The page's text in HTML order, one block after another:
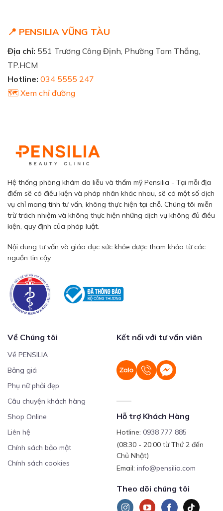
📍 PENSILIA VŨNG TÀU
Địa chỉ: 551 Trương Công Định, Phường Tam Thắng,
TP.HCM
Hotline: 034 5555 247
🗺️ Xem chỉ đường
Hệ thống phòng khám da liễu và thẩm mỹ Pensilia - Tại mỗi địa
điểm sẽ có điều kiện và pháp nhân khác nhau, sẽ có một số dịch
vụ chỉ mang tính tư vấn, không thực hiện tại chỗ. Chúng tôi miễn
trừ trách nhiệm và không thực hiện những dịch vụ không đủ điều
kiện, quy định của pháp luật.
Nội dung tư vấn và giáo dục sức khỏe được tham khảo từ các
nguồn tin cậy.
Về Chúng tôi
Về PENSILIA
Bảng giá
Phụ nữ phải đẹp
Câu chuyện khách hàng
Shop Online
Liên hệ
Chính sách bảo mật
Chính sách cookies
Kết nối với tư vấn viên
Hỗ trợ Khách Hàng
Hotline: 0938 777 885
(08:30 - 20:00 từ Thứ 2 đến
Chủ Nhật)
Email: info@pensilia.com
Theo dõi chúng tôi